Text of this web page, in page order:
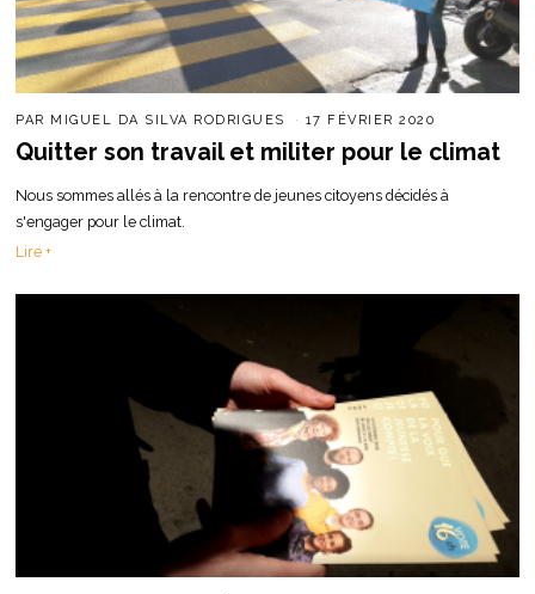
PAR MIGUEL DA SILVA RODRIGUES 17 FÉVRIER 2020
Quitter son travail et militer pour le climat
Nous sommes allés à la rencontre de jeunes citoyens décidés à
s'engager pour le climat.
Lire +